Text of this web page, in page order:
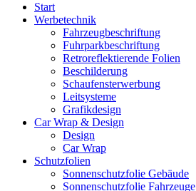
Start
Werbetechnik
Fahrzeugbeschriftung
Fuhrparkbeschriftung
Retroreflektierende Folien
Beschilderung
Schaufensterwerbung
Leitsysteme
Grafikdesign
Car Wrap & Design
Design
Car Wrap
Schutzfolien
Sonnenschutzfolie Gebäude
Sonnenschutzfolie Fahrzeuge